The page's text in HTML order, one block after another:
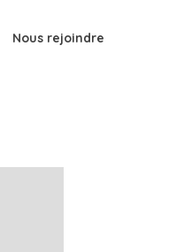
Nous rejoindre